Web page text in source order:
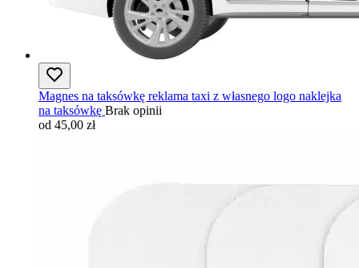
Magnes na taksówkę reklama taxi z własnego logo naklejka
na taksówkę Brak opinii
od 45,00 zł